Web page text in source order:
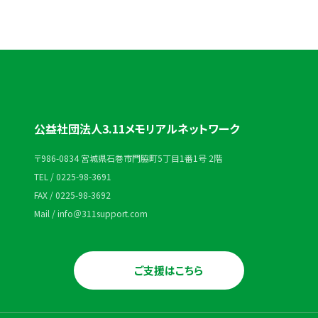
公益社団法人3.11メモリアルネットワーク
〒986-0834 宮城県石巻市門脇町5丁目1番1号 2階
TEL / 0225-98-3691
FAX / 0225-98-3692
Mail / info＠311support.com
ご支援はこちら